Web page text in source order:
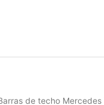
de techo